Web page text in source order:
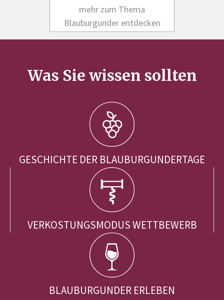
mehr zum Thema
Blauburgunder entdecken
Was Sie wissen sollten
GESCHICHTE DER BLAUBURGUNDERTAGE
VERKOSTUNGSMODUS WETTBEWERB
BLAUBURGUNDER ERLEBEN